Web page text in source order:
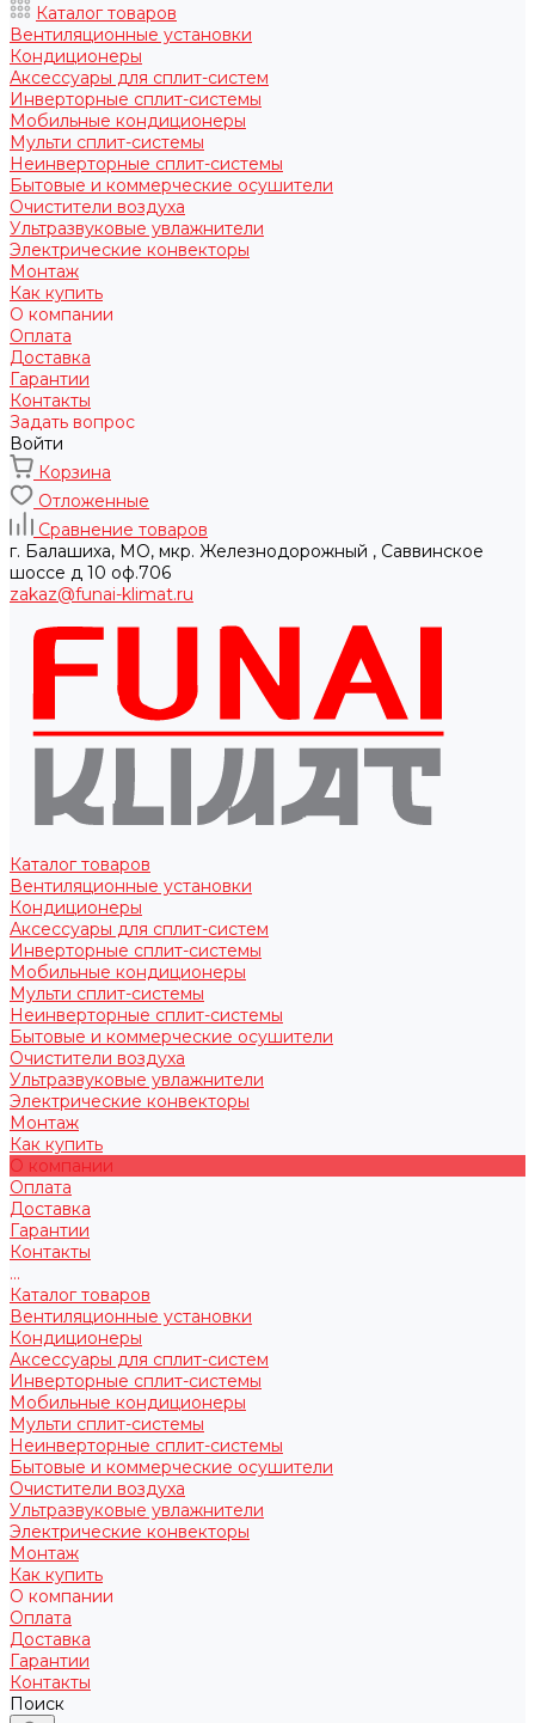
Каталог товаров
Вентиляционные установки
Кондиционеры
Аксессуары для сплит-систем
Инверторные сплит-системы
Мобильные кондиционеры
Мульти сплит-системы
Неинверторные сплит-системы
Бытовые и коммерческие осушители
Очистители воздуха
Ультразвуковые увлажнители
Электрические конвекторы
Монтаж
Как купить
О компании
Оплата
Доставка
Гарантии
Контакты
Задать вопрос
Войти
Корзина
Отложенные
Сравнение товаров
г. Балашиха, МО, мкр. Железнодорожный , Саввинское
шоссе д 10 оф.706
zakaz@funai-klimat.ru
Каталог товаров
Вентиляционные установки
Кондиционеры
Аксессуары для сплит-систем
Инверторные сплит-системы
Мобильные кондиционеры
Мульти сплит-системы
Неинверторные сплит-системы
Бытовые и коммерческие осушители
Очистители воздуха
Ультразвуковые увлажнители
Электрические конвекторы
Монтаж
Как купить
О компании
Оплата
Доставка
Гарантии
Контакты
...
Каталог товаров
Вентиляционные установки
Кондиционеры
Аксессуары для сплит-систем
Инверторные сплит-системы
Мобильные кондиционеры
Мульти сплит-системы
Неинверторные сплит-системы
Бытовые и коммерческие осушители
Очистители воздуха
Ультразвуковые увлажнители
Электрические конвекторы
Монтаж
Как купить
О компании
Оплата
Доставка
Гарантии
Контакты
Поиск